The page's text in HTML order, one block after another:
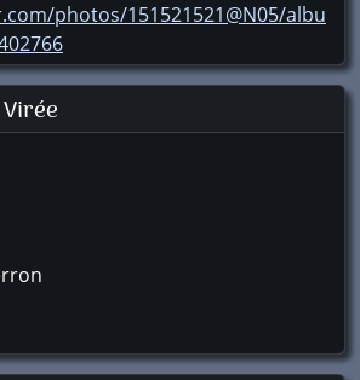
photos/151521521@N05/albu